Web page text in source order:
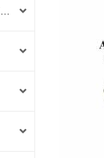
STRANDKAPSZULA - VÍZIPISZTOLY-FRIZBI